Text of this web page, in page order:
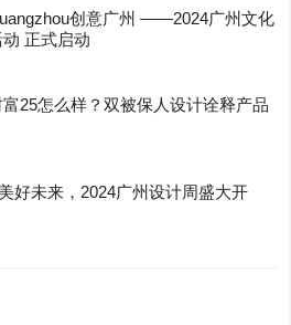
创意广州 ——2024广州文化
正式启动
25怎么样？双被保人设计诠释产品
好未来，2024广州设计周盛大开